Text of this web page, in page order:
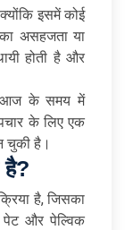
इसमें कोई
असहजता या
होती है और
आज के समय में
के लिए एक
चुकी है।
है?
है, जिसका
पेट और पेल्विक